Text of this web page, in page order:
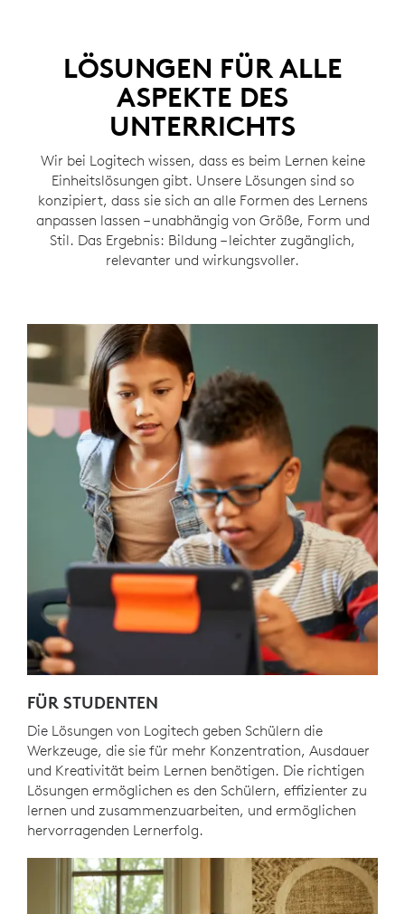
LÖSUNGEN FÜR ALLE
ASPEKTE DES
UNTERRICHTS
Wir bei Logitech wissen, dass es beim Lernen keine
Einheitslösungen gibt. Unsere Lösungen sind so
konzipiert, dass sie sich an alle Formen des Lernens
anpassen lassen – unabhängig von Größe, Form und
Stil. Das Ergebnis: Bildung – leichter zugänglich,
relevanter und wirkungsvoller.
FÜR STUDENTEN
Die Lösungen von Logitech geben Schülern die
Werkzeuge, die sie für mehr Konzentration, Ausdauer
und Kreativität beim Lernen benötigen. Die richtigen
Lösungen ermöglichen es den Schülern, effizienter zu
lernen und zusammenzuarbeiten, und ermöglichen
hervorragenden Lernerfolg.